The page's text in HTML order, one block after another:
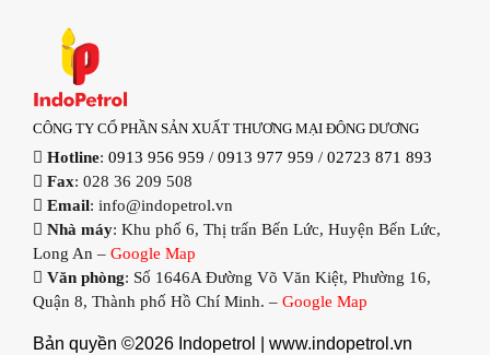
CÔNG TY CỔ PHẦN SẢN XUẤT THƯƠNG MẠI ĐÔNG DƯƠNG
Hotline: 0913 956 959 / 0913 977 959 / 02723 871 893
Fax: 028 36 209 508
Email: info@indopetrol.vn
Nhà máy: Khu phố 6, Thị trấn Bến Lức, Huyện Bến Lức,
Long An – Google Map
Văn phòng: Số 1646A Đường Võ Văn Kiệt, Phường 16,
Quận 8, Thành phố Hồ Chí Minh. – Google Map
Bản quyền ©2026 Indopetrol | www.indopetrol.vn